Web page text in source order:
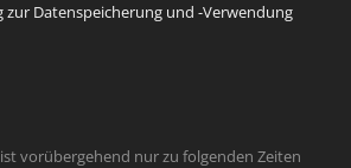
zur Datenspeicherung und -Verwendung
vorübergehend nur zu folgenden Zeiten